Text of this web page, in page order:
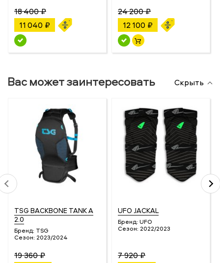
18 400 ₽
11 040 ₽
24 200 ₽
12 100 ₽
Вас может заинтересовать Скрыть
TSG BACKBONE TANK A
2.0
Бренд: TSG
Сезон: 2023/2024
19 360 ₽
UFO JACKAL
Бренд: UFO
Сезон: 2022/2023
7 920 ₽